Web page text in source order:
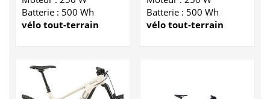
Batterie : 500 Wh
vélo tout-terrain
Batterie : 500 Wh
vélo tout-terrain